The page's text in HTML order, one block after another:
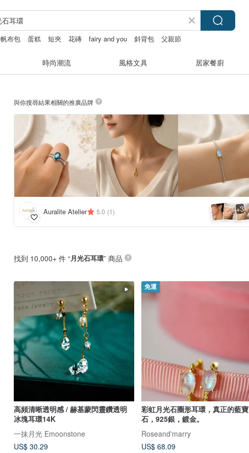
帆布包 蛋糕 短夾 花磚 fairy and you 斜背包 父親節
時尚潮流 風格文具 居家餐廚
與你搜尋結果相關的推廣品牌
Auralite Atelier 5.0 (1) +3
找到 10,000+ 件 “月光石耳環” 商品
高頻清晰透明感 / 赫基蒙閃靈鑽透明
冰塊耳環14K
一抹月光 Emoonstone
US$ 30.29
免運
彩虹月光石圈形耳環，真正的藍寶
石，925銀，鍍金。
Roseand'marry
US$ 68.09